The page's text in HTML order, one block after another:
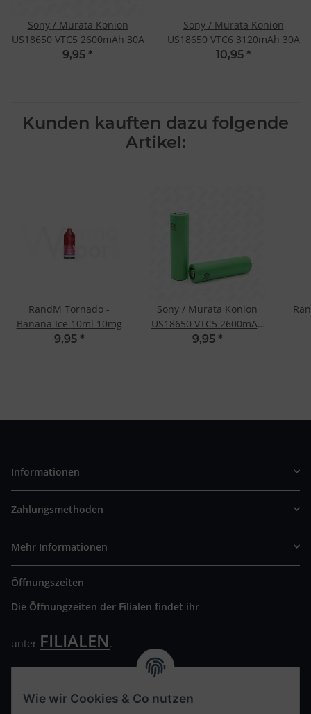
Sony / Murata Konion
US18650 VTC5 2600mAh 30A
9,95 *
Sony / Murata Konion
US18650 VTC6 3120mAh 30A
10,95 *
Kunden kauften dazu folgende
Artikel:
RandM Tornado -
Banana Ice 10ml 10mg
9,95 *
Sony / Murata Konion
US18650 VTC5 2600mAh
30A
9,95 *
Informationen
Zahlungsmethoden
Mehr Informationen
Öffnungszeiten
Die Öffnungzeiten der Filialen findet ihr
unter FILIALEN.
Wir freuen uns auf Euren Besuch. Bitte beachtet die
Wie wir Cookies & Co nutzen